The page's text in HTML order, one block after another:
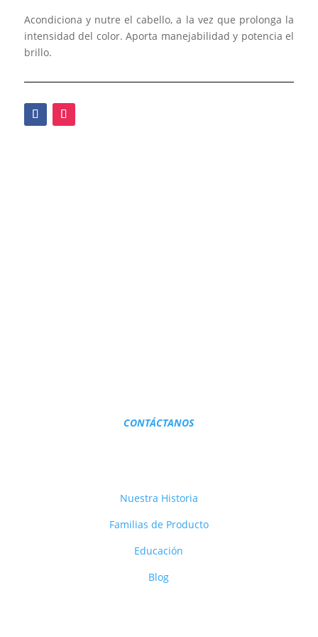
Acondiciona y nutre el cabello, a la vez que prolonga la
intensidad del color. Aporta manejabilidad y potencia el
brillo.
CONTÁCTANOS
Nuestra Historia
Familias de Producto
Educación
Blog